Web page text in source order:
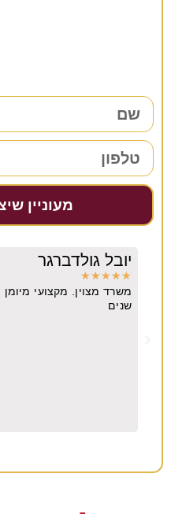
מעוניין
יובל גולדברגר
★
★
★
★
★
משרד מצוין. מקצועי
שנים